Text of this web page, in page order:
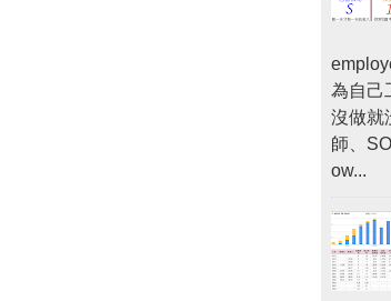
為自己
沒做就
師、
ow...